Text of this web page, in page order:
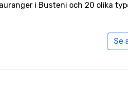
i Busteni och 20 olika
Se